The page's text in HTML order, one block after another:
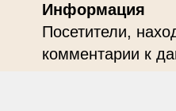
Информация
Посетители,
комментарии к